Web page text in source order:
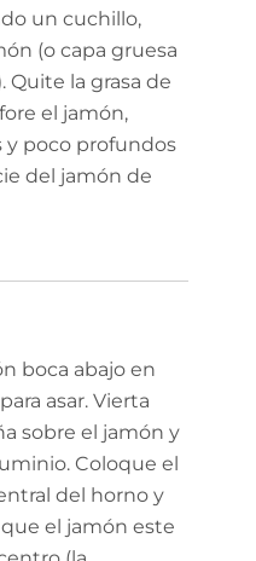
un cuchillo,
(o capa gruesa
Quite la grasa de
el jamón,
y poco profundos
del jamón de
boca abajo en
asar. Vierta
sobre el jamón y
Coloque el
del horno y
el jamón este